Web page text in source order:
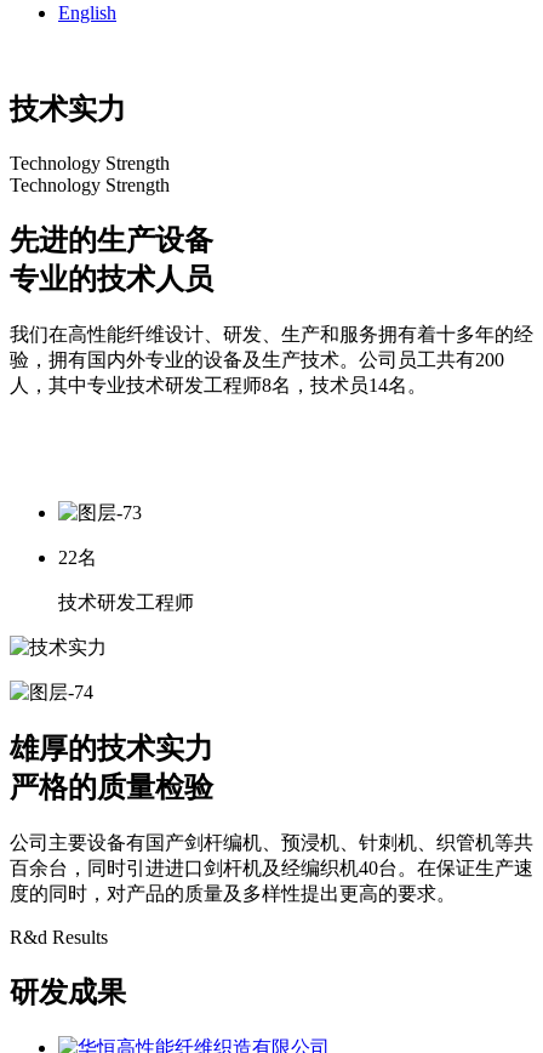
English
技术实力
Technology Strength
Technology Strength
先进的生产设备
专业的技术人员
我们在高性能纤维设计、研发、生产和服务拥有着十多年的经
验，拥有国内外专业的设备及生产技术。公司员工共有200
人，其中专业技术研发工程师8名，技术员14名。
22名
技术研发工程师
雄厚的技术实力
严格的质量检验
公司主要设备有国产剑杆编机、预浸机、针刺机、织管机等共
百余台，同时引进进口剑杆机及经编织机40台。在保证生产速
度的同时，对产品的质量及多样性提出更高的要求。
R&d Results
研发成果